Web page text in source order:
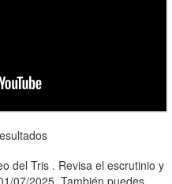
del Tris . Revisa el escrutinio y